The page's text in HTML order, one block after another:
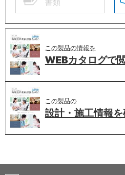
書類
この製品の情報を
WEBカタログで
この製品の
設計・施工情報を